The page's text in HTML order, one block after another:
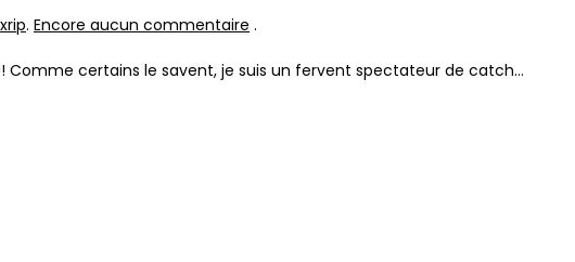
. Encore aucun commentaire .
!! Comme certains le savent, je suis un fervent spectateur de catch…